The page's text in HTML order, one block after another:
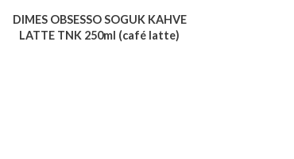
DIMES OBSESSO SOGUK KAHVE
LATTE TNK 250ml (café latte)